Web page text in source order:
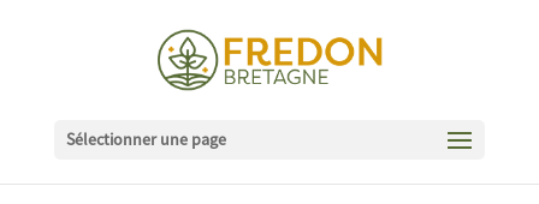
Sélectionner une page